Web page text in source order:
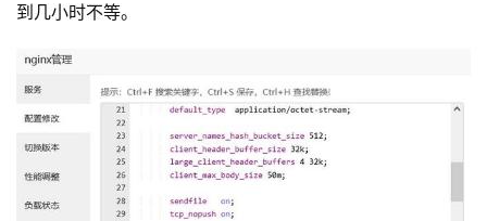
首
页
云
服
务
到几小时不等。